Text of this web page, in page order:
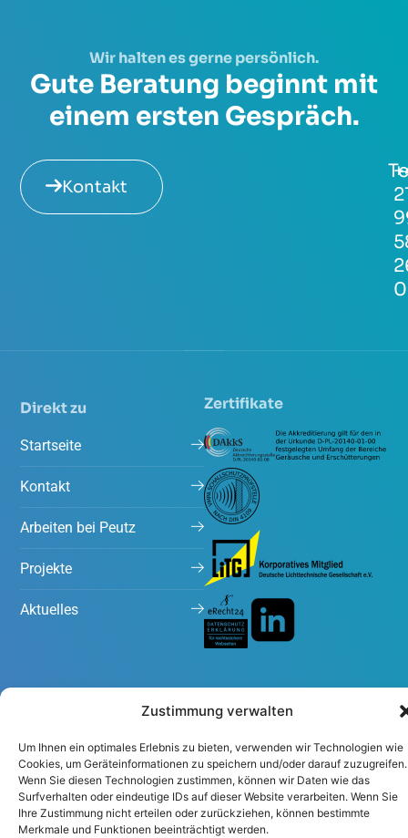
Zustimmung verwalten
Um Ihnen ein optimales Erlebnis zu bieten, verwenden wir Technologien wie
Cookies, um Geräteinformationen zu speichern und/oder darauf zuzugreifen.
Wenn Sie diesen Technologien zustimmen, können wir Daten wie das
Surfverhalten oder eindeutige IDs auf dieser Website verarbeiten. Wenn Sie
Ihre Zustimmung nicht erteilen oder zurückziehen, können bestimmte
Merkmale und Funktionen beeinträchtigt werden.
Wir halten es gerne persönlich.
Gute Beratung beginnt mit
einem ersten Gespräch.
Kontakt
0
Direkt zu
Startseite
Kontakt
Arbeiten bei Peutz
Projekte
Aktuelles
Zertifikate
Impressum Datenschutzerklärung